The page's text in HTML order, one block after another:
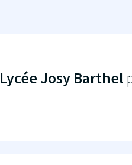
Lycée Josy Barthel